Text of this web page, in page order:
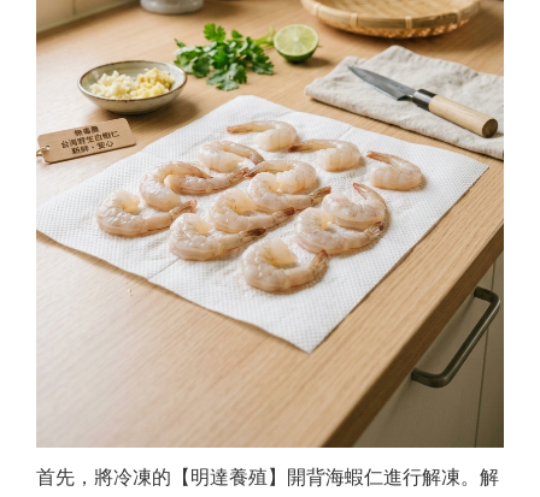
首先，將冷凍的【明達養殖】開背海蝦仁進行解凍。解